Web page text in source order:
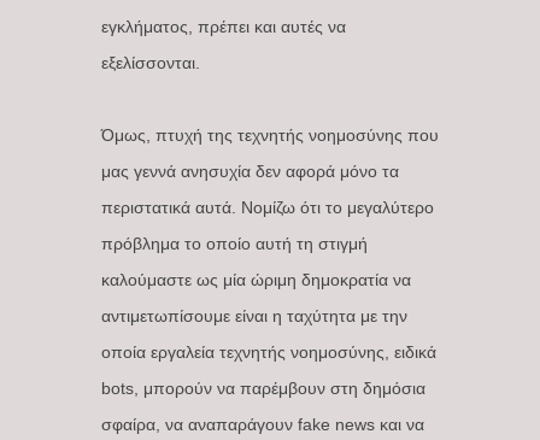
εγκλήματος, πρέπει και αυτές να
εξελίσσονται.
Όμως, πτυχή της τεχνητής νοημοσύνης που
μας γεννά ανησυχία δεν αφορά μόνο τα
περιστατικά αυτά. Νομίζω ότι το μεγαλύτερο
πρόβλημα το οποίο αυτή τη στιγμή
καλούμαστε ως μία ώριμη δημοκρατία να
αντιμετωπίσουμε είναι η ταχύτητα με την
οποία εργαλεία τεχνητής νοημοσύνης, ειδικά
bots, μπορούν να παρέμβουν στη δημόσια
σφαίρα, να αναπαράγουν fake news και να